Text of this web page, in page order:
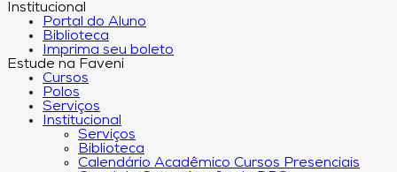
Institucional
Portal do Aluno
Biblioteca
Imprima seu boleto
Estude na Faveni
Cursos
Polos
Serviços
Institucional
Serviços
Biblioteca
Calendário Acadêmico Cursos Presenciais